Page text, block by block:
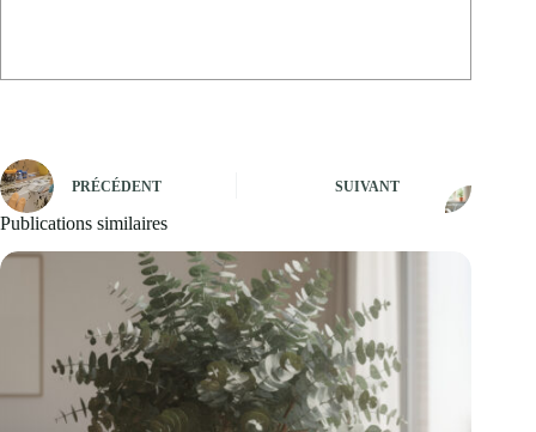
PRÉCÉDENT SUIVANT
Publications similaires